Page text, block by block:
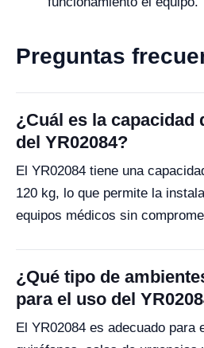
Preguntas
¿Cuál es la capacidad
del YR02084?
El YR02084 tiene una
120 kg, lo que permite la
equipos médicos sin
¿Qué tipo de
para el uso del
El YR02084 es adecuado para